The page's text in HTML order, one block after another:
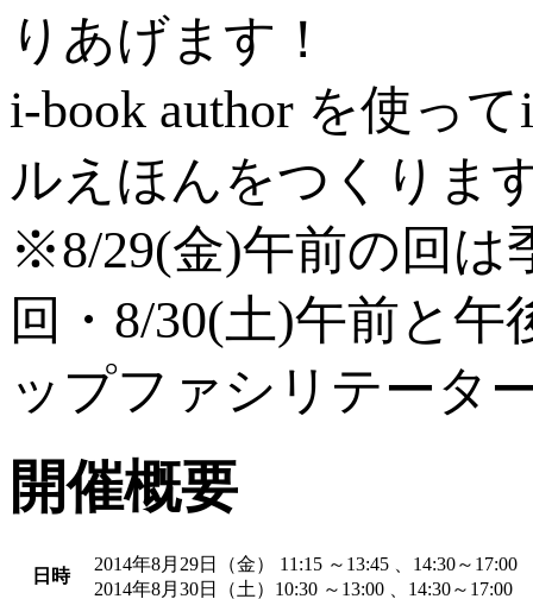
りあげます！
i-book author を使っ
ルえほんをつくりま
※8/29(金)午前の回は
回・8/30(土)午前と
ップファシリテータ
開催概要
日時
2014年8月29日（金） 11:15 ～13:45 、14:30～17:00
2014年8月30日（土）10:30 ～13:00 、14:30～17:00